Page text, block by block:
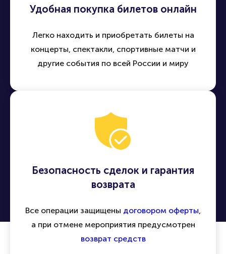
Удобная покупка билетов онлайн
Легко находить и приобретать билеты на
концерты, спектакли, спортивные матчи и
другие события по всей России и миру
Безопасность сделок и гарантия
возврата
Все операции защищены договором оферты,
а при отмене мероприятия предусмотрен
возврат средств